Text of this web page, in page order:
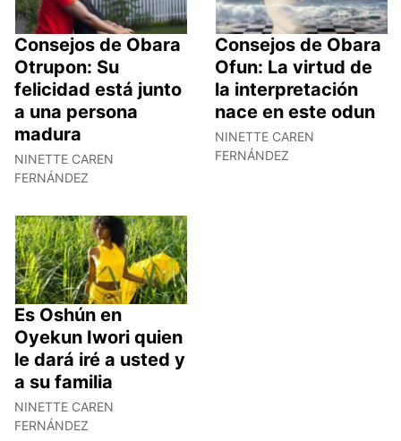
Consejos de Obara
Otrupon: Su
felicidad está junto
a una persona
madura
NINETTE CAREN
FERNÁNDEZ
Consejos de Obara
Ofun: La virtud de
la interpretación
nace en este odun
NINETTE CAREN
FERNÁNDEZ
Es Oshún en
Oyekun Iwori quien
le dará iré a usted y
a su familia
NINETTE CAREN
FERNÁNDEZ